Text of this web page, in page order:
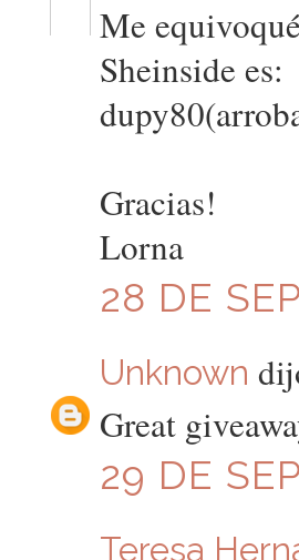
Me
Sheinside es:
Gracias!
Lorna
28 DE
Unknown
Great
29 DE
Teresa